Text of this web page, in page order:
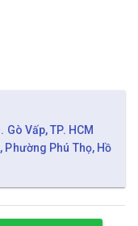
Gò Vấp, TP. HCM
Phường Phú Thọ, Hồ